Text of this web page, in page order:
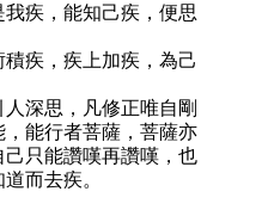
疾，能知己疾，便思
疾，疾上加疾，為己
深思，凡修正唯自剛
能行者菩薩，菩薩亦
只能讚嘆再讚嘆，也
而去疾。